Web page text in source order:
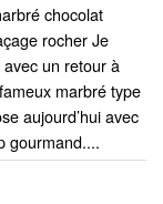
chocolat
rocher Je
un retour à
marbré type
aujourd’hui avec
gourmand....